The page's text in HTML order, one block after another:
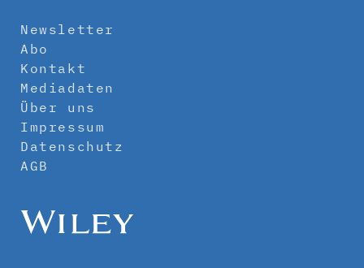
Newsletter
Abo
Kontakt
Mediadaten
Über uns
Impressum
Datenschutz
AGB